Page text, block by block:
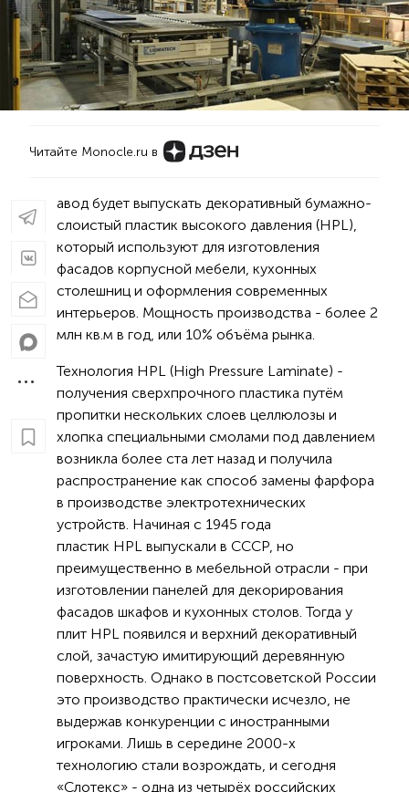
Читайте Monocle.ru в
авод будет выпускать декоративный бумажно-
слоистый пластик высокого давления (HPL),
который используют для изготовления
фасадов корпусной мебели, кухонных
столешниц и оформления современных
интерьеров. Мощность производства - более 2
млн кв.м в год, или 10% объёма рынка.
Технология HPL (High Pressure Laminate) -
получения сверхпрочного пластика путём
пропитки нескольких слоев целлюлозы и
хлопка специальными смолами под давлением
возникла более ста лет назад и получила
распространение как способ замены фарфора
в производстве электротехнических
устройств. Начиная с 1945 года
пластик HPL выпускали в СССР, но
преимущественно в мебельной отрасли - при
изготовлении панелей для декорирования
фасадов шкафов и кухонных столов. Тогда у
плит HPL появился и верхний декоративный
слой, зачастую имитирующий деревянную
поверхность. Однако в постсоветской России
это производство практически исчезло, не
выдержав конкуренции с иностранными
игроками. Лишь в середине 2000-х
технологию стали возрождать, и сегодня
«Слотекс» - одна из четырёх российских